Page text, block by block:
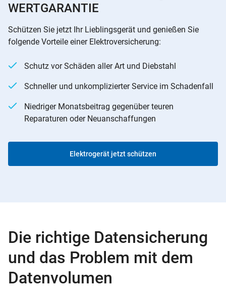
WERTGARANTIE
Schützen Sie jetzt Ihr Lieblingsgerät und genießen Sie
folgende Vorteile einer Elektroversicherung:
Schutz vor Schäden aller Art und Diebstahl
Schneller und unkomplizierter Service im Schadenfall
Niedriger Monatsbeitrag gegenüber teuren
Reparaturen oder Neuanschaffungen
Elektrogerät jetzt schützen
Die richtige Datensicherung
und das Problem mit dem
Datenvolumen